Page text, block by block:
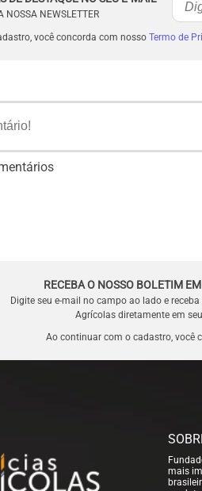
NOSSA NEWSLETTER
você concorda com nosso Termo de
RECEBA O NOSSO BOLETIM
Digite seu e-mail no campo ao lado e
Agrícolas diretamente em
Ao continuar com o cadastro, você
mais